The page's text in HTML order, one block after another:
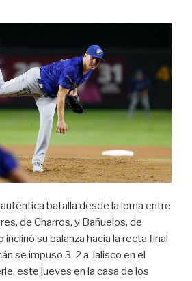
batalla desde la loma entre
de Charros, y Bañuelos, de
su balanza hacia la recta final
se impuso 3-2 a Jalisco en el
este jueves en la casa de los